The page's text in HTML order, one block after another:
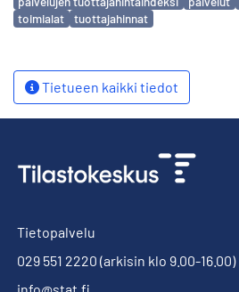
toimialat
tuottajahinnat
Tietueen kaikki tiedot
Tietopalvelu
029 551 2220 (arkisin klo 9.00-16.00)